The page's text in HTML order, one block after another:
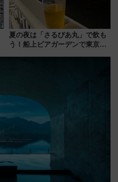
夏の夜は「さるびあ丸」で飲も
う！船上ビアガーデンで東京湾